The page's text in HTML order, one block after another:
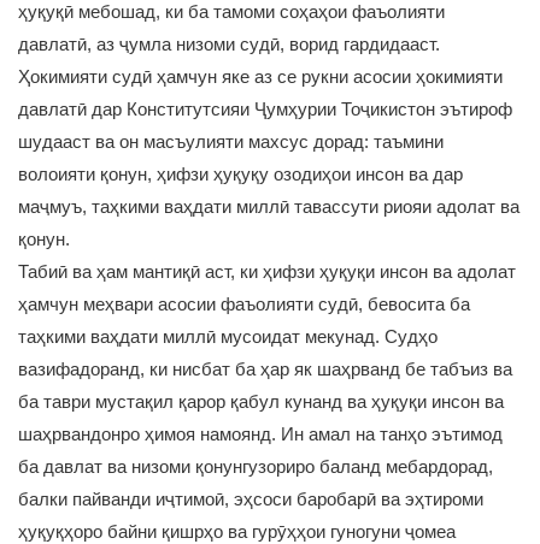
ҳуқуқӣ мебошад, ки ба тамоми соҳаҳои фаъолияти
давлатӣ, аз ҷумла низоми судӣ, ворид гардидааст.
Ҳокимияти судӣ ҳамчун яке аз се рукни асосии ҳокимияти
давлатӣ дар Конститутсияи Ҷумҳурии Тоҷикистон эътироф
шудааст ва он масъулияти махсус дорад: таъмини
волоияти қонун, ҳифзи ҳуқуқу озодиҳои инсон ва дар
маҷмуъ, таҳкими ваҳдати миллӣ тавассути риояи адолат ва
қонун.
Табиӣ ва ҳам мантиқӣ аст, ки ҳифзи ҳуқуқи инсон ва адолат
ҳамчун меҳвари асосии фаъолияти судӣ, бевосита ба
таҳкими ваҳдати миллӣ мусоидат мекунад. Судҳо
вазифадоранд, ки нисбат ба ҳар як шаҳрванд бе табъиз ва
ба таври мустақил қарор қабул кунанд ва ҳуқуқи инсон ва
шаҳрвандонро ҳимоя намоянд. Ин амал на танҳо эътимод
ба давлат ва низоми қонунгузориро баланд мебардорад,
балки пайванди иҷтимоӣ, эҳсоси баробарӣ ва эҳтироми
ҳуқуқҳоро байни қишрҳо ва гурӯҳҳои гуногуни ҷомеа